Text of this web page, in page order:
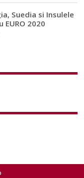
Suedia si Insulele
2020